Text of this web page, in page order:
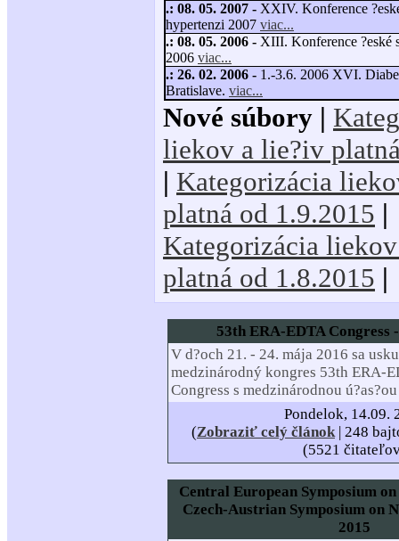
.: 08. 05. 2007 - XXIV. Konference
hypertenzi 2007 viac...
.: 08. 05. 2006 - XIII. Konference ?eské
2006 viac...
.: 26. 02. 2006 - 1.-3.6. 2006 XVI.
Bratislave. viac...
Nové súbory |
liekov a lie?iv
| Kategorizácia
platná od 1.9.2015 |
Kategorizácia
platná od 1.8.2015 |
53th ERA-EDTA Congress
V d?och 21. - 24. mája 2016 sa
medzinárodný kongres 53th ERA-
Congress s medzinárodnou
Pondelok, 14.09.
(Zobraziť celý článok| 248
(5521
Central European Symposium
Czech-Austrian Symposium on
2015